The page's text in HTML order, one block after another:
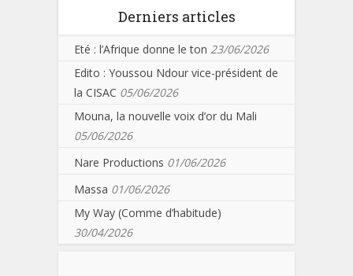
Derniers articles
Eté : l’Afrique donne le ton 23/06/2026
Edito : Youssou Ndour vice-président de
la CISAC 05/06/2026
Mouna, la nouvelle voix d’or du Mali
05/06/2026
Nare Productions 01/06/2026
Massa 01/06/2026
My Way (Comme d’habitude)
30/04/2026